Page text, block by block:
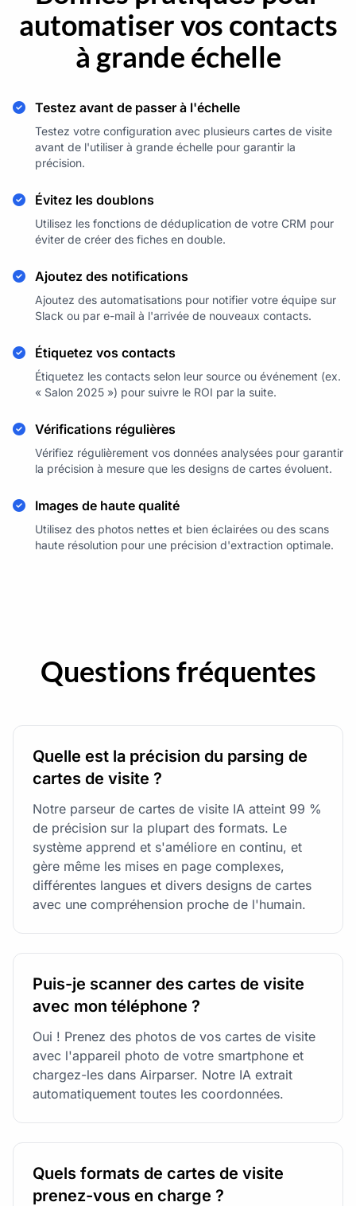
automatiser vos contacts
à grande échelle
Testez avant de passer à l'échelle
Testez votre configuration avec plusieurs cartes de visite
avant de l'utiliser à grande échelle pour garantir la
précision.
Évitez les doublons
Utilisez les fonctions de déduplication de votre CRM pour
éviter de créer des fiches en double.
Ajoutez des notifications
Ajoutez des automatisations pour notifier votre équipe sur
Slack ou par e-mail à l'arrivée de nouveaux contacts.
Étiquetez vos contacts
Étiquetez les contacts selon leur source ou événement (ex.
« Salon 2025 ») pour suivre le ROI par la suite.
Vérifications régulières
Vérifiez régulièrement vos données analysées pour garantir
la précision à mesure que les designs de cartes évoluent.
Images de haute qualité
Utilisez des photos nettes et bien éclairées ou des scans
haute résolution pour une précision d'extraction optimale.
Questions fréquentes
Quelle est la précision du parsing de
cartes de visite ?
Notre parseur de cartes de visite IA atteint 99 %
de précision sur la plupart des formats. Le
système apprend et s'améliore en continu, et
gère même les mises en page complexes,
différentes langues et divers designs de cartes
avec une compréhension proche de l'humain.
Puis-je scanner des cartes de visite
avec mon téléphone ?
Oui ! Prenez des photos de vos cartes de visite
avec l'appareil photo de votre smartphone et
chargez-les dans Airparser. Notre IA extrait
automatiquement toutes les coordonnées.
Quels formats de cartes de visite
prenez-vous en charge ?